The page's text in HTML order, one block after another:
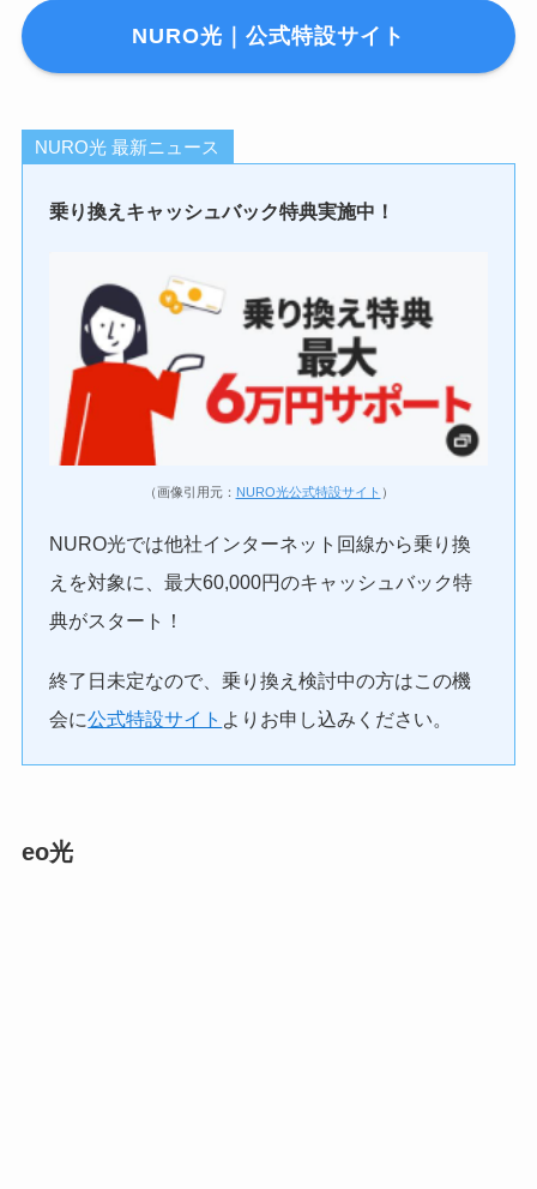
NURO光｜公式特設サイト
NURO光 最新ニュース
乗り換えキャッシュバック特典実施中！
（画像引用元： NURO光公式特設サイト ）
NURO光では他社インターネット回線から乗り換
えを対象に、最大60,000円のキャッシュバック特
典がスタート！
終了日未定なので、乗り換え検討中の方はこの機
会に公式特設サイト よりお申し込みください。
eo光